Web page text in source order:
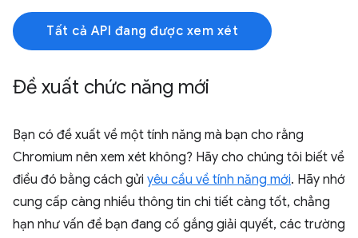
Tất cả API đang được xem xét
Đề xuất chức năng mới
Bạn có đề xuất về một tính năng mà bạn cho rằng
Chromium nên xem xét không? Hãy cho chúng tôi biết về
điều đó bằng cách gửi yêu cầu về tính năng mới. Hãy nhớ
cung cấp càng nhiều thông tin chi tiết càng tốt, chẳng
hạn như vấn đề bạn đang cố gắng giải quyết, các trường